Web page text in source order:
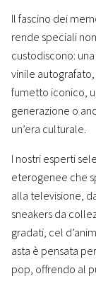
Il fascino dei
rende speciali
custodiscono:
vinile
fumetto iconico,
generazione o
un’era culturale.
I nostri esperti
eterogenee che
alla televisione,
sneakers da
gradati, cel
asta è pensata
pop, offrendo al